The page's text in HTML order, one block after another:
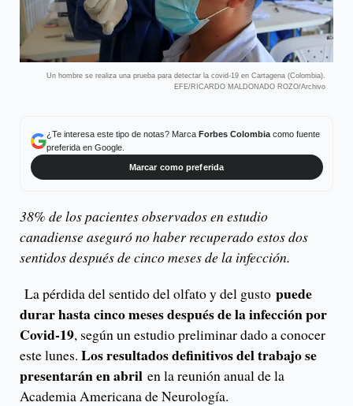
Un hombre se realiza una prueba para detectar la covid-19 en Cartagena (Colombia).
EFE/RICARDO MALDONADO ROZO/Archivo
¿Te interesa este tipo de notas? Marca Forbes Colombiacomo fuente
preferida en Google.
Marcar como preferida
38% de los pacientes observados en estudio
canadiense aseguró no haber recuperado estos dos
sentidos después de cinco meses de la infección.
La pérdida del sentido del olfato y del gusto puede
durar hasta cinco meses después de la infección por
Covid-19, según un estudio preliminar dado a conocer
este lunes. Los resultados definitivos del trabajo se
presentarán en abril en la reunión anual de la
Academia Americana de Neurología.